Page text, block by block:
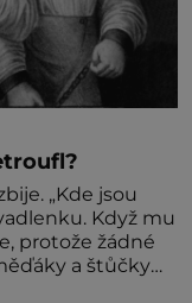
„Kde jsou
Když mu
protože žádné
a štůčky